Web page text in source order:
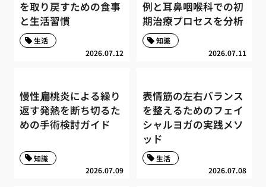
を取り戻すための食事
と生活習慣
2026.07.12
生活
例と耳鼻咽喉科での初
期治療プロセスを分析
2026.07.11
知識
慢性扁桃炎による繰り
返す発熱を断ち切るた
めの手術検討ガイド
2026.07.09
知識
表情筋の左右バランス
を整えるためのフェイ
シャルヨガの実践メソ
ッド
2026.07.08
生活